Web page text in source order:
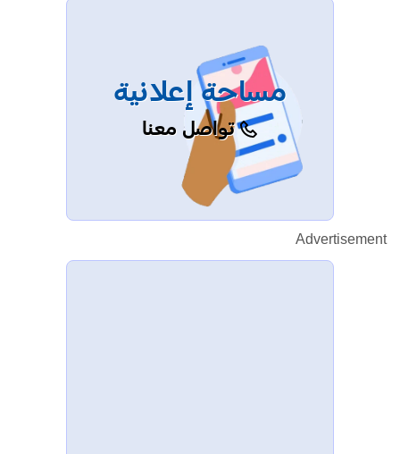
مساحة إعلانية
تواصل معنا
Advertisement